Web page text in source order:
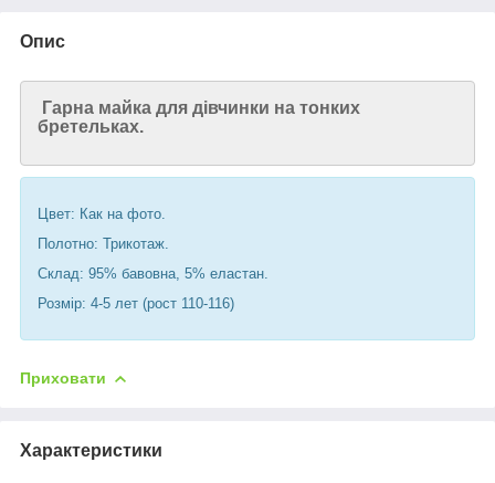
Опис
Гарна майка для дівчинки на тонких
бретельках.
Цвет: Как на фото.
Полотно: Трикотаж.
Склад: 95% бавовна, 5% еластан.
Розмір: 4-5 лет (рост 110-116)
Приховати
Характеристики